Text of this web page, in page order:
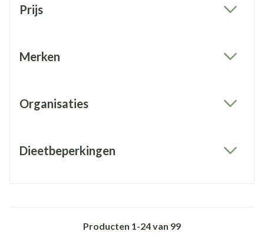
Prijs
Merken
Organisaties
Dieetbeperkingen
Producten 1-24van 99